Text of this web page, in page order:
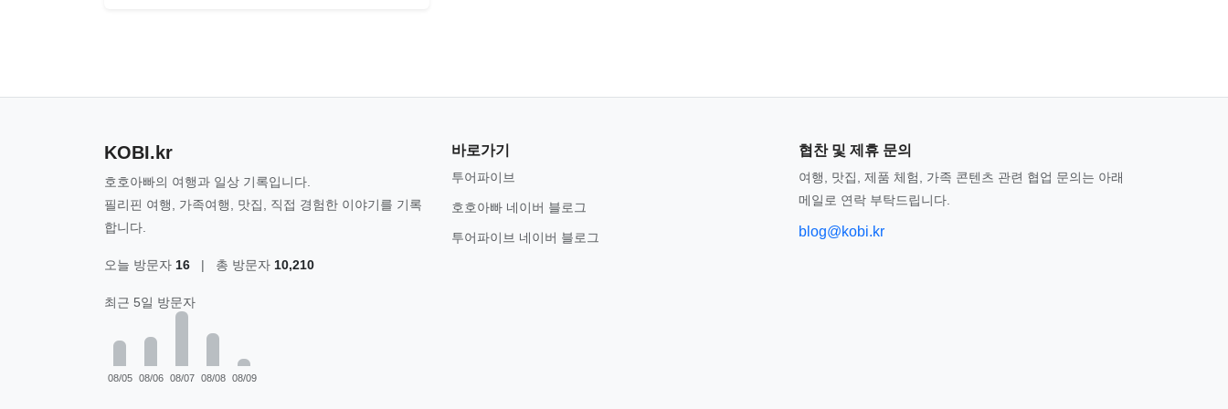
KOBI.kr
호호아빠의 여행과 일상 기록입니다.
필리핀 여행, 가족여행, 맛집, 직접 경험한 이야기를 기록
합니다.
오늘 방문자 16 | 총 방문자 10,210
최근 5일 방문자
08/05 08/06 08/07 08/08 08/09
바로가기
투어파이브
호호아빠 네이버 블로그
투어파이브 네이버 블로그
협찬 및 제휴 문의
여행, 맛집, 제품 체험, 가족 콘텐츠 관련 협업 문의는 아래
메일로 연락 부탁드립니다.
blog@kobi.kr